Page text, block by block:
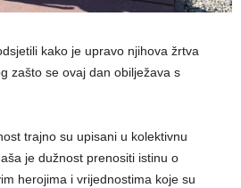
kako je upravo njihova žrtva
zašto se ovaj dan obilježava s
trajno su upisani u kolektivnu
je dužnost prenositi istinu o
herojima i vrijednostima koje su